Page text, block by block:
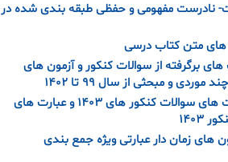
درست- نادرست مفهومی و حفظی طبقه بندی شده در
متن کتاب درسی
برگرفته از سوالات کنکور و آزمون های
و مبحثی از سال ۹۹ تا ۱۴۰۲
قسمت سوم: عبارت های سوالات کنکور های ۱۴۰۳ و عبارت های
۱۴۰۳
های زمان دار عبارتی ویژه جمع بندی